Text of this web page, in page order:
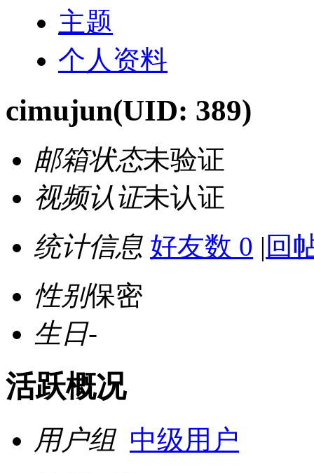
主题
个人资料
cimujun(UID: 389)
邮箱状态未验证
视频认证未认证
统计信息 好友数 0 | 回
性别保密
生日-
活跃概况
用户组 中级用户